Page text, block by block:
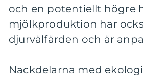
och en potentiellt högre
mjölkproduktion har
djurvälfärden och är
Nackdelarna med